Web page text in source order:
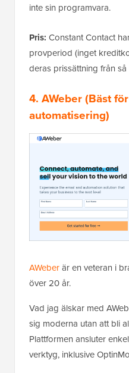
inte sin programvara.
Pris: Constant Contact
provperiod (inget
deras prissättning från
4. AWeber(Bäst
automatisering)
AWeberär en veteran i
över 20 år.
Vad jag älskar med
sig moderna utan att bli
Plattformen ansluter
verktyg, inklusive